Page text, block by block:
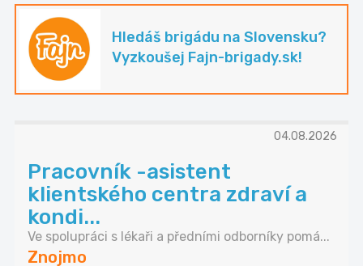
Hledáš brigádu na Slovensku?
Vyzkoušej Fajn-brigady.sk!
04.08.2026
Pracovník -asistent
klientského centra zdraví a
kondi...
Ve spolupráci s lékaři a předními odborníky pomá...
Znojmo